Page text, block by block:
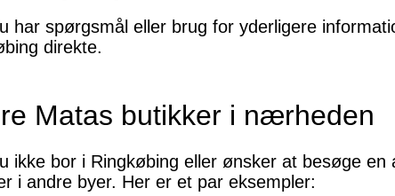
har spørgsmål eller brug for yderligere
direkte.
Matas butikker i nærheden
ikke bor i Ringkøbing eller ønsker at besøge
i andre byer. Her er et par eksempler: